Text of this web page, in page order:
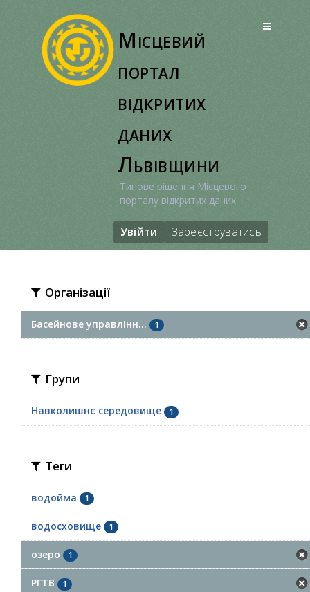
Місцевий
портал
відкритих
даних
Львівщини
Типове рішення Місцевого
порталу відкритих даних
Увійти Зареєструватись
Організації
Басейнове управлінн... 1
Групи
Навколишнє середовище 1
Теги
водойма 1
водосховище 1
озеро 1
РГТВ 1